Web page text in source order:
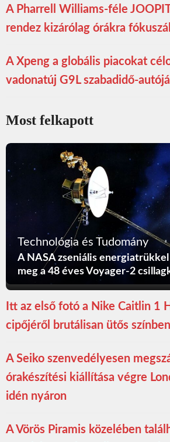
A Pharrell Williams-féle
rendez kizárólag órákra
A Xpeng a globális piacokat
vadonatúj G9L szabadidő-
Most felkapott
Technológia és Tudomány
A NASA zseniális
meg a 48 éves Voyager-2
Itt az első fotó a Nike Caitlin 1
cipőjéről brutálisan ütős színben
A Seiko szenvedélyesen
órakészítési kiállítása végre
idén nyáron
A Vörös Piramis közelében